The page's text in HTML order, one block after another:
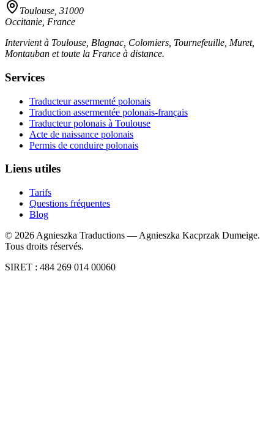
Toulouse, 31000
Occitanie, France
Intervient à Toulouse, Blagnac, Colomiers, Tournefeuille, Muret,
Montauban et toute la France à distance.
Services
Traducteur assermenté polonais
Traduction assermentée polonais-français
Traducteur polonais à Toulouse
Acte de naissance polonais
Permis de conduire polonais
Liens utiles
Tarifs
Questions fréquentes
Blog
© 2026 Agnieszka Traductions — Agnieszka Kacprzak Dumeige.
Tous droits réservés.
SIRET : 484 269 014 00060